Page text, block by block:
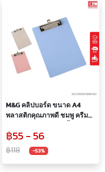
M&G คลิปบอร์ด ขนาด A4
พลาสติกคุณภาพดี ชมพู ครีม
รองกระดาษ
฿55 - 56
฿118 -53%